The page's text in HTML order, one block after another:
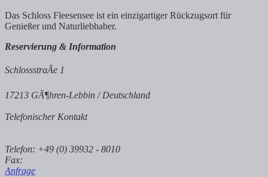
Das Schloss Fleesensee ist ein einzigartiger Rückzugsort für
Genießer und Naturliebhaber.
Reservierung & Information
SchlossstraÃe 1
17213 GÃ¶hren-Lebbin / Deutschland
Telefonischer Kontakt
Telefon: +49 (0) 39932 - 8010
Fax:
Anfrage